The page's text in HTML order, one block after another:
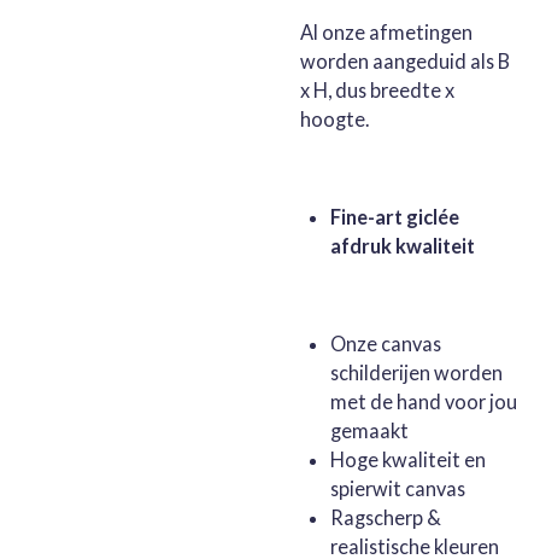
Al onze afmetingen
worden aangeduid als B
x H, dus breedte x
hoogte.
Fine-art giclée
afdruk kwaliteit
Onze canvas
schilderijen worden
met de hand voor jou
gemaakt
Hoge kwaliteit en
spierwit canvas
Ragscherp &
realistische kleuren